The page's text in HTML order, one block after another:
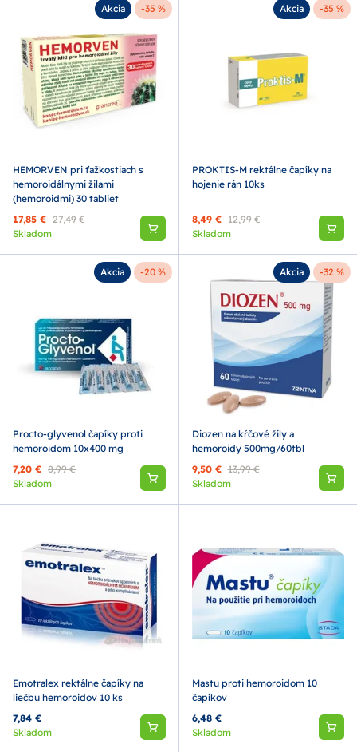
Akcia -35 %
HEMORVEN pri ťažkostiach s
hemoroidálnymi žilami
(hemoroidmi) 30 tabliet
17,85 € 27,49 €
Skladom
Akcia -35 %
PROKTIS-M rektálne čapíky na
hojenie rán 10ks
8,49 € 12,99 €
Skladom
Akcia -20 %
Procto-glyvenol čapíky proti
hemoroidom 10x400 mg
7,20 € 8,99 €
Skladom
Akcia -32 %
Diozen na kŕčové žily a
hemoroidy 500mg/60tbl
9,50 € 13,99 €
Skladom
Emotralex rektálne čapíky na
liečbu hemoroidov 10 ks
7,84 €
Skladom
Mastu proti hemoroidom 10
čapíkov
6,48 €
Skladom